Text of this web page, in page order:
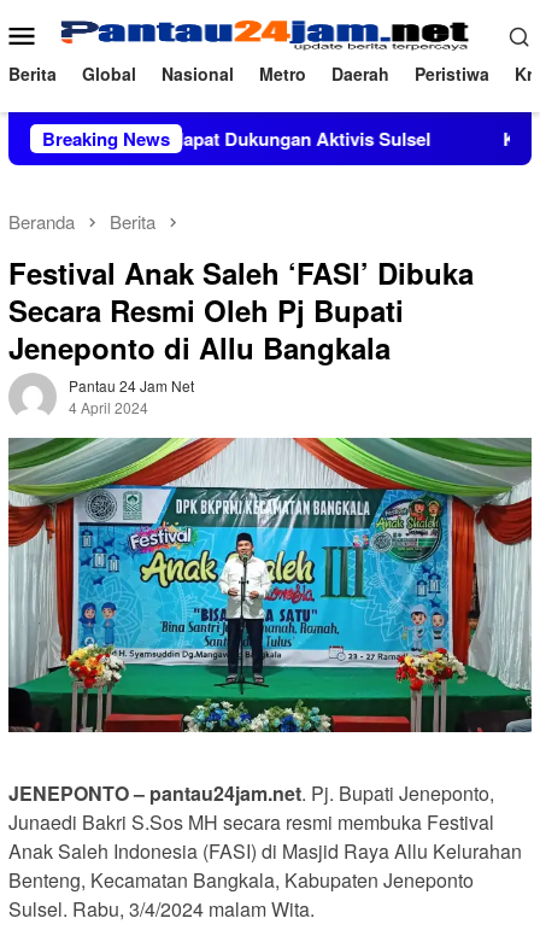
ke
konten
Menu
Mobile
Berita Global Nasional Metro Daerah Peristiwa
Breaking News
Mendapat Dukungan Aktivis Sulsel Kapolres
Beranda Berita
Festival Anak Saleh ‘FASI’ Dibuka
Secara Resmi Oleh Pj Bupati
Jeneponto di Allu Bangkala
Pantau 24 Jam Net
4 April 2024
JENEPONTO – pantau24jam.net. Pj. Bupati Jeneponto,
Junaedi Bakri S.Sos MH secara resmi membuka Festival
Anak Saleh Indonesia (FASI) di Masjid Raya Allu Kelurahan
Benteng, Kecamatan Bangkala, Kabupaten Jeneponto
Sulsel. Rabu, 3/4/2024 malam Wita.